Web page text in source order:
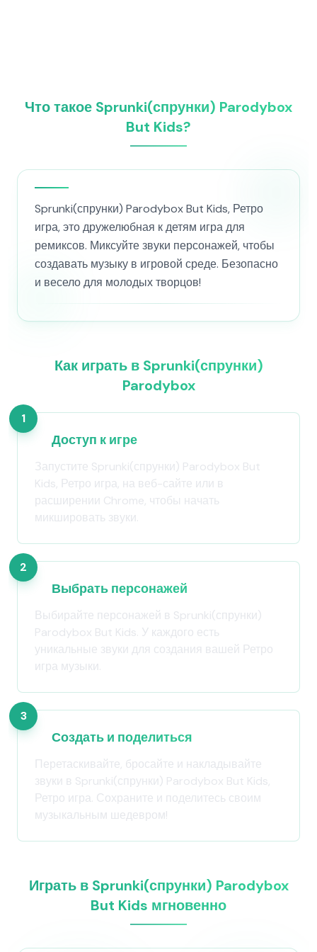
Что такое Sprunki(спрунки) Parodybox
But Kids?
Sprunki(спрунки) Parodybox But Kids, Ретро
игра, это дружелюбная к детям игра для
ремиксов. Миксуйте звуки персонажей, чтобы
создавать музыку в игровой среде. Безопасно
и весело для молодых творцов!
Как играть в Sprunki(спрунки)
Parodybox
1
Доступ к игре
Запустите Sprunki(спрунки) Parodybox But
Kids, Ретро игра, на веб-сайте или в
расширении Chrome, чтобы начать
микшировать звуки.
2
Выбрать персонажей
Выбирайте персонажей в Sprunki(спрунки)
Parodybox But Kids. У каждого есть
уникальные звуки для создания вашей Ретро
игра музыки.
3
Создать и поделиться
Перетаскивайте, бросайте и накладывайте
звуки в Sprunki(спрунки) Parodybox But Kids,
Ретро игра. Сохраните и поделитесь своим
музыкальным шедевром!
Играть в Sprunki(спрунки) Parodybox
But Kids мгновенно